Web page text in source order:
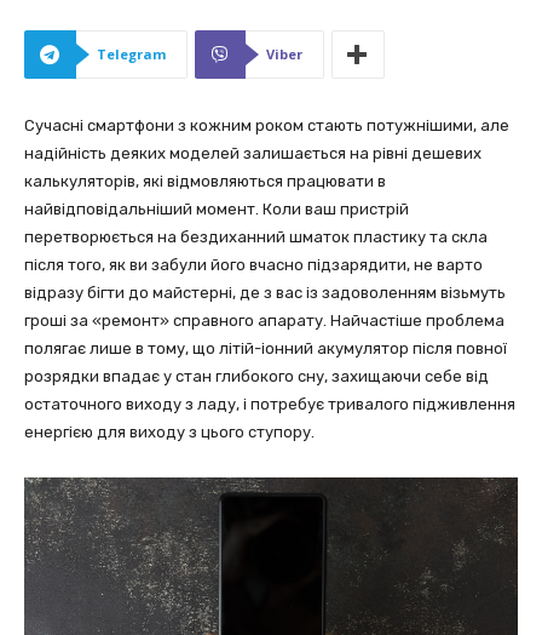
Telegram Viber
Сучасні смартфони з кожним роком стають потужнішими, але
надійність деяких моделей залишається на рівні дешевих
калькуляторів, які відмовляються працювати в
найвідповідальніший момент. Коли ваш пристрій
перетворюється на бездиханний шматок пластику та скла
після того, як ви забули його вчасно підзарядити, не варто
відразу бігти до майстерні, де з вас із задоволенням візьмуть
гроші за «ремонт» справного апарату. Найчастіше проблема
полягає лише в тому, що літій-іонний акумулятор після повної
розрядки впадає у стан глибокого сну, захищаючи себе від
остаточного виходу з ладу, і потребує тривалого підживлення
енергією для виходу з цього ступору.